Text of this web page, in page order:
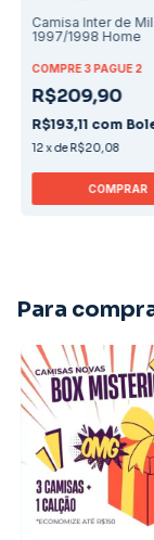
Camisa Inter de
1997/1998 Home
COMPRE 3 PAGUE 2
R$209,90
R$193,11 com
12xde R$20,08
COMPRAR
Para